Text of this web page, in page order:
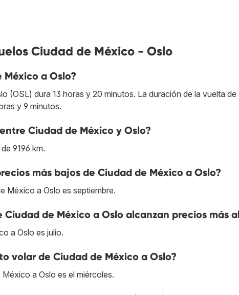
Ciudad de México - Oslo
a Oslo?
(OSL) dura 13 horas y 20 minutos. La duración de la vuelta de
y 9 minutos.
Ciudad de México y Oslo?
9196 km.
más bajos de Ciudad de México a Oslo?
México a Oslo es septiembre.
de México a Oslo alcanzan precios más
a Oslo es julio.
volar de Ciudad de México a Oslo?
a Oslo es el miércoles.